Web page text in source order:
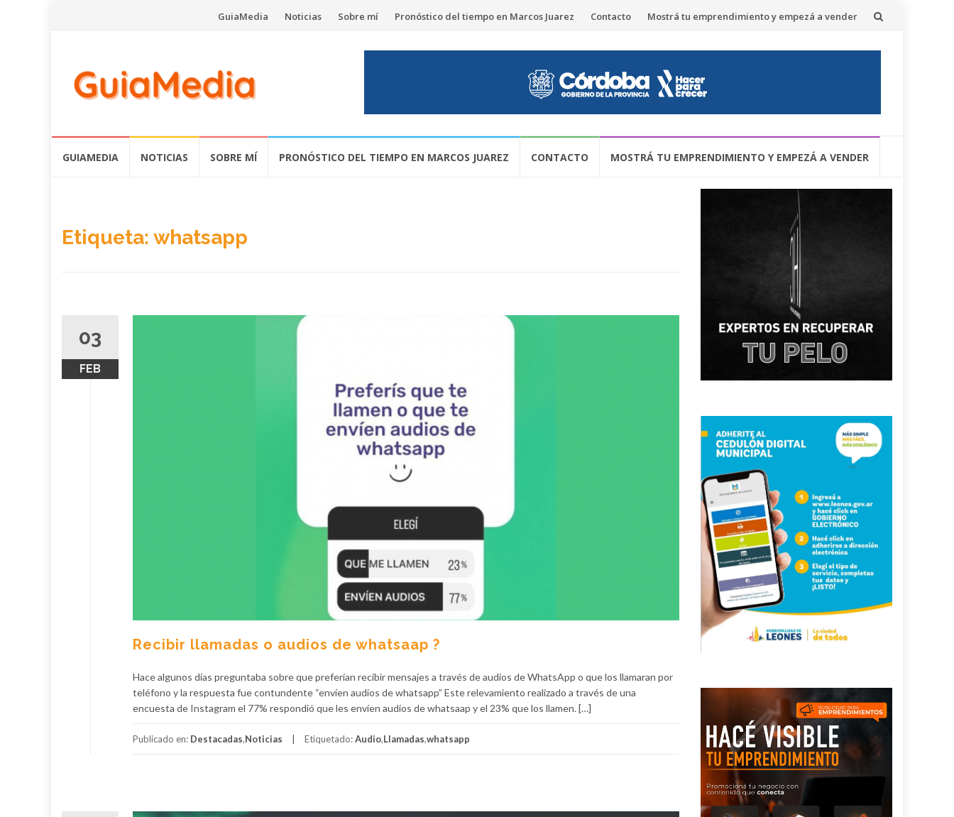
Saltar
contenido
GuiaMedia Noticias Sobre mí Pronóstico del tiempo en Marcos Juarez Contacto Mostrá tu emprendimiento y empezá a vender
GUIAMEDIA NOTICIAS SOBRE MÍ PRONÓSTICO DEL TIEMPO EN MARCOS JUAREZ CONTACTO MOSTRÁ TU EMPRENDIMIENTO Y EMPEZÁ A VENDER
Etiqueta: whatsapp
03
FEB
Recibir llamadas o audios de whatsaap ?
Hace algunos días preguntaba sobre que preferían recibir mensajes a través de audios de WhatsApp o que los llamaran por
teléfono y la respuesta fue contundente “envíen audios de whatsapp” Este relevamiento realizado a través de una
encuesta de Instagram el 77% respondió que les envíen audios de whatsaap y el 23% que los llamen. […]
Publicado en: Destacadas,Noticias Etiquetado:Audio,Llamadas,whatsapp